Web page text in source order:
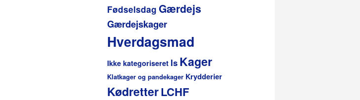
Fødselsdag Gærdejs
Gærdejskager
Hverdagsmad
Ikke kategoriseret Is Kager
Klatkager og pandekager Krydderier
KødretterLCHF